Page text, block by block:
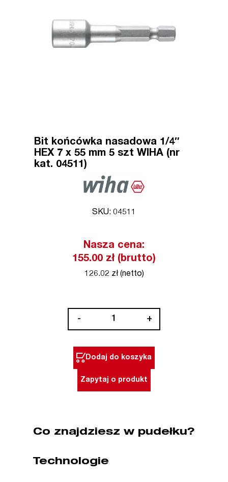
Bit końcówka nasadowa 1/4″
HEX 7 x 55 mm 5 szt WIHA (nr
kat. 04511)
SKU: 04511
Nasza cena:
155.00 zł (brutto)
126.02 zł (netto)
-
nasadowa
1/4"
HEX
5
WIHA
+
Dodaj do koszyka
Zapytaj o produkt
Co znajdziesz w pudełku?
Technologie